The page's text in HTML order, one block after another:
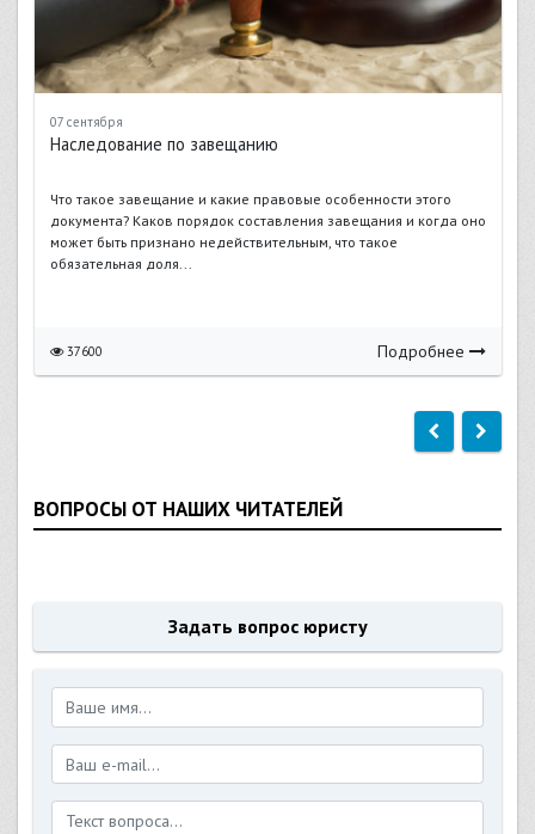
07 сентября
Наследование по завещанию
Что такое завещание и какие правовые особенности этого
документа? Каков порядок составления завещания и когда оно
может быть признано недействительным, что такое
обязательная доля...
37600 Подробнее
ВОПРОСЫ ОТ НАШИХ ЧИТАТЕЛЕЙ
Задать вопрос юристу